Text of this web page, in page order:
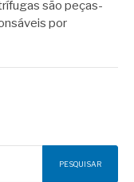
são peças-
por
PESQUISAR